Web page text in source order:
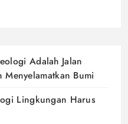
Adalah Jalan
Bumi
Lingkungan Harus